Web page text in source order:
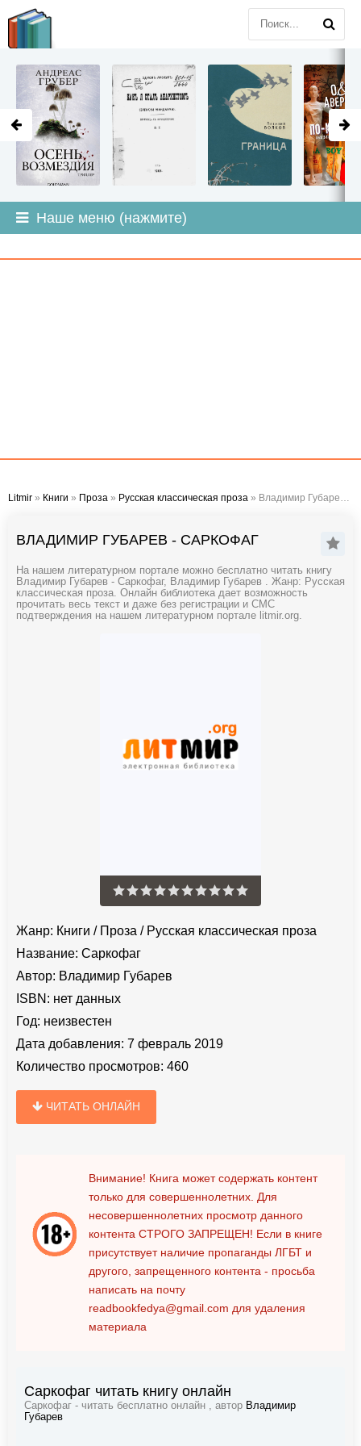
Наше меню (нажмите)
Litmir » Книги » Проза » Русская классическая проза » Владимир Губарев - Саркофаг
ВЛАДИМИР ГУБАРЕВ - САРКОФАГ
На нашем литературном портале можно бесплатно читать книгу
Владимир Губарев - Саркофаг, Владимир Губарев . Жанр: Русская
классическая проза. Онлайн библиотека дает возможность
прочитать весь текст и даже без регистрации и СМС
подтверждения на нашем литературном портале litmir.org.
Жанр: Книги / Проза / Русская классическая проза
Название: Саркофаг
Автор: Владимир Губарев
ISBN: нет данных
Год: неизвестен
Дата добавления: 7 февраль 2019
Количество просмотров: 460
ЧИТАТЬ ОНЛАЙН
Внимание! Книга может содержать контент
только для совершеннолетних. Для
несовершеннолетних просмотр данного
контента СТРОГО ЗАПРЕЩЕН! Если в книге
присутствует наличие пропаганды ЛГБТ и
другого, запрещенного контента - просьба
написать на почту
readbookfedya@gmail.com для удаления
материала
Саркофаг читать книгу онлайн
Саркофаг - читать бесплатно онлайн , автор Владимир
Губарев
LITMIR.ORG